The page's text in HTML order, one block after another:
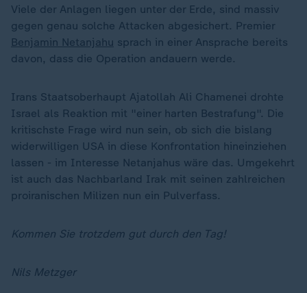
Viele der Anlagen liegen unter der Erde, sind massiv
gegen genau solche Attacken abgesichert. Premier
Benjamin Netanjahu sprach in einer Ansprache bereits
davon, dass die Operation andauern werde.
Irans Staatsoberhaupt Ajatollah Ali Chamenei drohte
Israel als Reaktion mit "einer harten Bestrafung". Die
kritischste Frage wird nun sein, ob sich die bislang
widerwilligen USA in diese Konfrontation hineinziehen
lassen - im Interesse Netanjahus wäre das. Umgekehrt
ist auch das Nachbarland Irak mit seinen zahlreichen
proiranischen Milizen nun ein Pulverfass.
Kommen Sie trotzdem gut durch den Tag!
Nils Metzger